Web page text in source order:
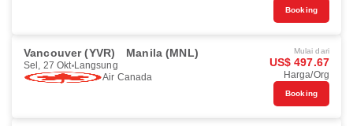
Booking
Vancouver (YVR) Manila (MNL)
Sel, 27 Okt Langsung
Air Canada
Mulai dari
US$ 497.67
Harga/Org
Booking